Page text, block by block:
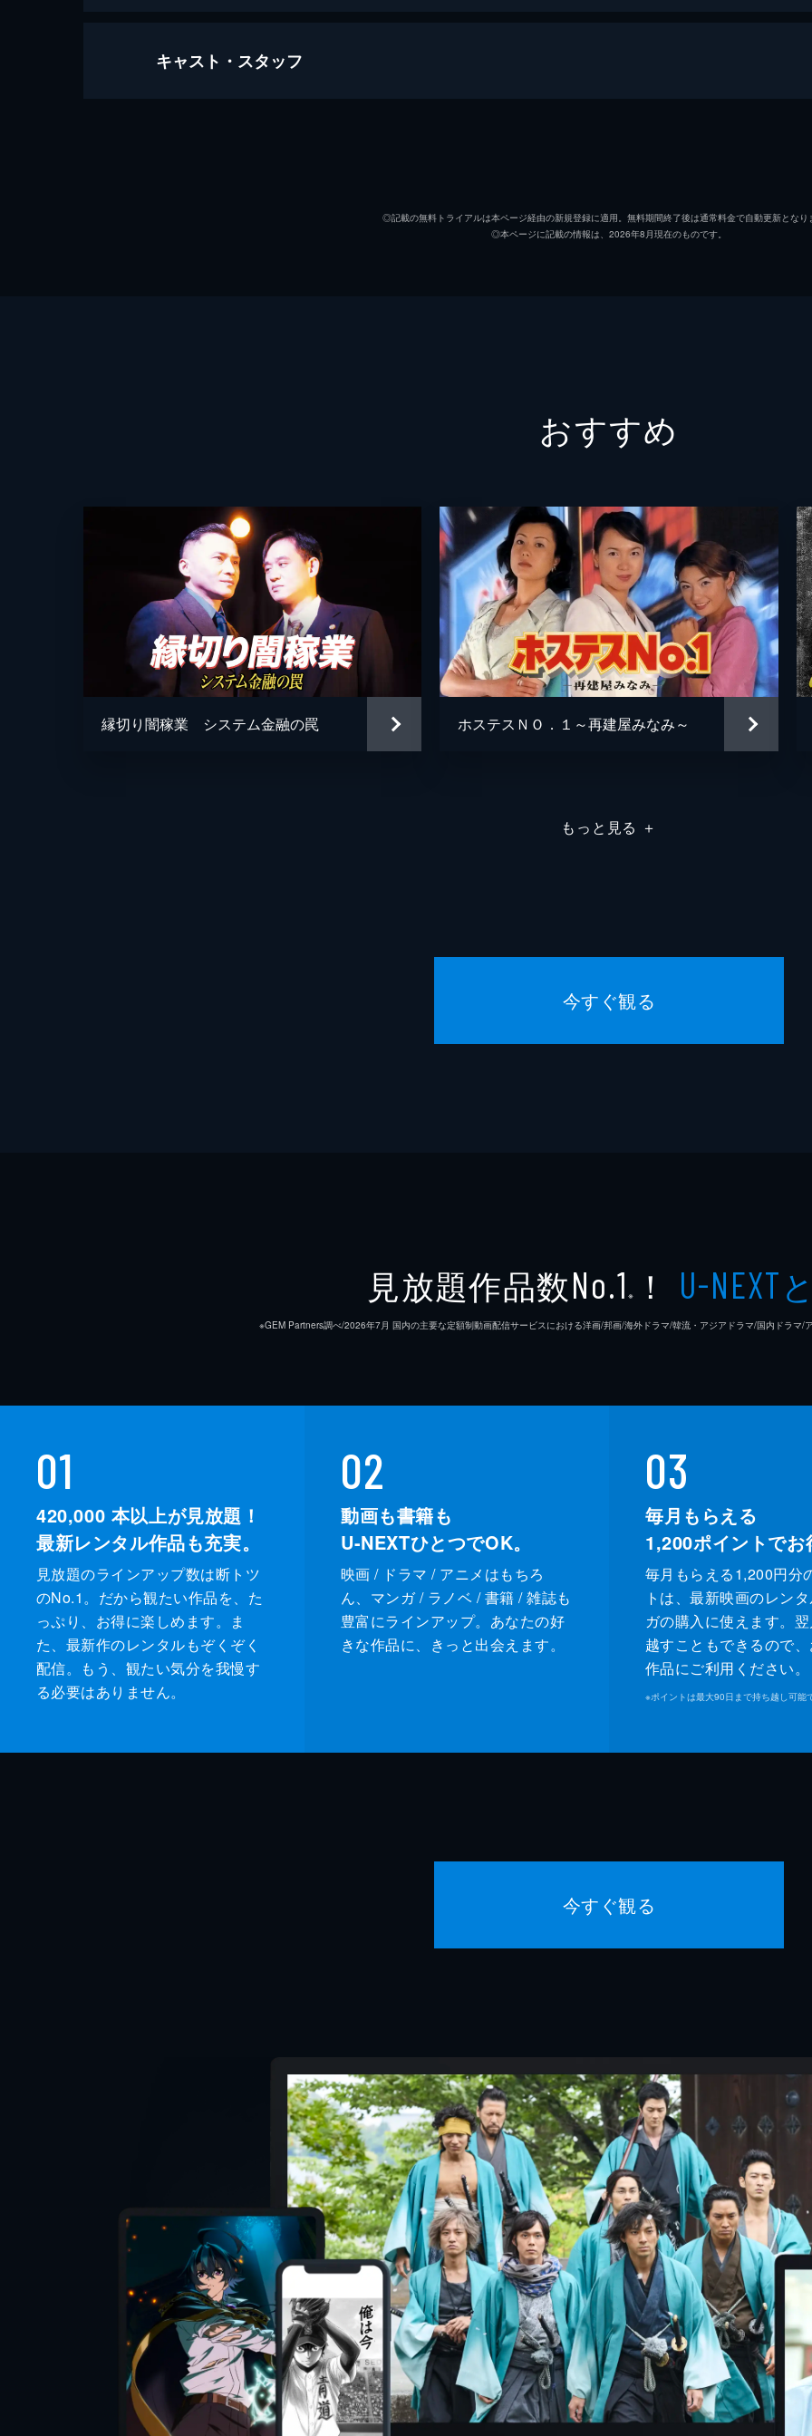
仁義もクソもありゃしねえ！
キャスト・スタッフ
山本裕典
和泉剛
◎記載の無料トライアルは本ページ経由の新規登録に適用。無料期間終了後は通常料金で自動更新となり
◎本ページに記載の情報は、2026年8月現在のものです。
おすすめ
縁切り闇稼業 システム金融の罠 ホステスＮＯ．１～再建屋みなみ～
もっと見る ＋
今すぐ観る
見放題作品数No.1 ※ ！ U-NEXT
※GEM Partners調べ/2026年7⽉ 国内の主要な定額制動画配信サービスにおける洋画/邦画/海外ドラマ/韓流・アジアドラマ/国内ドラマ/
01
420,000 本以上が見放題！
最新レンタル作品も充実。
見放題のラインアップ数は断トツ
のNo.1。だから観たい作品を、た
っぷり、お得に楽しめます。ま
た、最新作のレンタルもぞくぞく
配信。もう、観たい気分を我慢す
る必要はありません。
02
動画も書籍も
U-NEXTひとつでOK。
映画 / ドラマ / アニメはもちろ
ん、マンガ / ラノベ / 書籍 / 雑誌も
豊富にラインアップ。あなたの好
きな作品に、きっと出会えます。
03
毎月もらえる
1,200ポイントでお
毎月もらえる1,200円分
トは、最新映画のレン
ガの購入に使えます。
越すこともできるので
作品にご利用ください。
※ポイントは最大90日まで持ち越し可能
今すぐ観る